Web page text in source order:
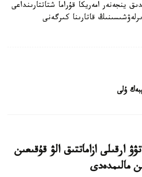
ينجەنەر امەريكا قۇراما شتاتتارىنداعى
درون ازىرلەۋشىسىنىڭ قاتارىنا كىرگەنى
ۇلى
ازاماتتىق الۋ قۇقىعىن
مالىمدەدى